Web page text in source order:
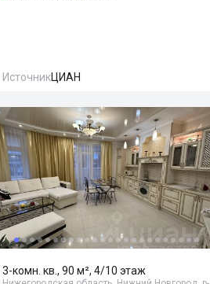
ИсточникЦИАН
3-комн. кв., 90 м², 4/10 этаж